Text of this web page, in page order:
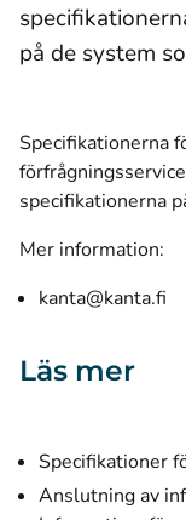
på de system
Specifikationerna
specifikationerna
Mer information:
kanta@kanta.fi
Läs mer
Specifikationer
Anslutning av